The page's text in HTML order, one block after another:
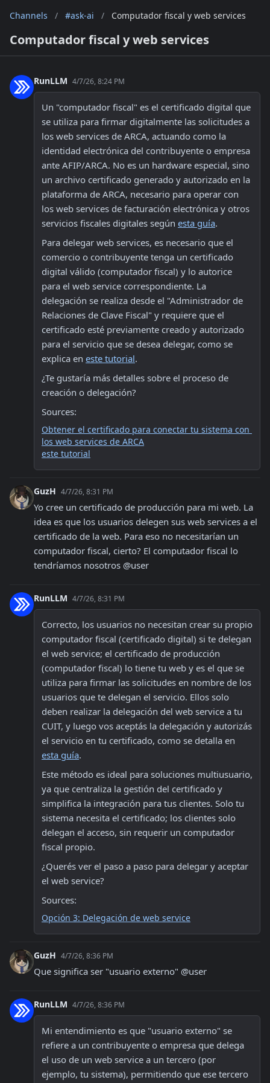
Channels / #ask-ai / Computador fiscal y web services
Computador fiscal y web services
RunLLM 4/7/26, 8:24 PM
Un "computador fiscal" es el certificado digital que
se utiliza para firmar digitalmente las solicitudes a
los web services de ARCA, actuando como la
identidad electrónica del contribuyente o empresa
ante AFIP/ARCA. No es un hardware especial, sino
un archivo certificado generado y autorizado en la
plataforma de ARCA, necesario para operar con
los web services de facturación electrónica y otros
servicios fiscales digitales según esta guía.
Para delegar web services, es necesario que el
comercio o contribuyente tenga un certificado
digital válido (computador fiscal) y lo autorice
para el web service correspondiente. La
delegación se realiza desde el "Administrador de
Relaciones de Clave Fiscal" y requiere que el
certificado esté previamente creado y autorizado
para el servicio que se desea delegar, como se
explica en este tutorial.
¿Te gustaría más detalles sobre el proceso de
creación o delegación?
Sources:
Obtener el certificado para conectar tu sistema con
los web services de ARCA
este tutorial
GuzH 4/7/26, 8:31 PM
Yo cree un certificado de producción para mi web. La
idea es que los usuarios delegen sus web services a el
certificado de la web. Para eso no necesitarían un
computador fiscal, cierto? El computador fiscal lo
tendríamos nosotros @user
RunLLM 4/7/26, 8:31 PM
Correcto, los usuarios no necesitan crear su propio
computador fiscal (certificado digital) si te delegan
el web service; el certificado de producción
(computador fiscal) lo tiene tu web y es el que se
utiliza para firmar las solicitudes en nombre de los
usuarios que te delegan el servicio. Ellos solo
deben realizar la delegación del web service a tu
CUIT, y luego vos aceptás la delegación y autorizás
esta guía.
Este método es ideal para soluciones multiusuario,
ya que centraliza la gestión del certificado y
simplifica la integración para tus clientes. Solo tu
sistema necesita el certificado; los clientes solo
delegan el acceso, sin requerir un computador
fiscal propio.
¿Querés ver el paso a paso para delegar y aceptar
el web service?
Sources:
Opción 3: Delegación de web service
GuzH 4/7/26, 8:36 PM
Que significa ser "usuario externo" @user
RunLLM 4/7/26, 8:36 PM
Mi entendimiento es que "usuario externo" se
refiere a un contribuyente o empresa que delega
el uso de un web service a un tercero (por
ejemplo, tu sistema), permitiendo que ese tercero